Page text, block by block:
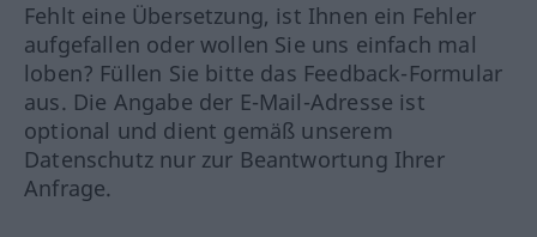
Fehlt eine Übersetzung, ist Ihnen ein Fehler
aufgefallen oder wollen Sie uns einfach mal
loben? Füllen Sie bitte das Feedback-Formular
aus. Die Angabe der E-Mail-Adresse ist
optional und dient gemäß unserem
Datenschutz nur zur Beantwortung Ihrer
Anfrage.